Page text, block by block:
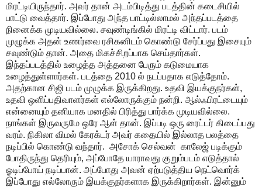
மிரட்டியிருந்தார். அவர் தான் அடம்பிடித்து படத்தின் கடைசியில்
பாட்டு வைத்தார். இப்போது அந்த பாட்டில்லாமல் அந்தப்படத்தை
நினைக்க முடியவில்லை. சவுண்டிங்கில் மிரட்டி விட்டார். படம்
முழுக்க அதன் உணர்வை ரசிகனிடம் கொண்டு சேர்ப்பது இசையும்
சவுண்டும் தான். அதை மிகச்சிறப்பாக செய்தார்கள்.
இந்தப்படத்தில் உழைத்த அத்தனை பேரும் கடுமையாக
உழைத்துள்ளார்கள். படத்தை 2010 ல் நடப்பதாக எடுத்தோம்.
அதற்கான சிஜி படம் முழுக்க இருக்கிறது. உதவி இயக்குநர்கள்,
உதவி ஒளிப்பதிவாளர்கள் எல்லோருக்கும் நன்றி. ஆல்ஃபிரட்டையும்
என்னையும் தனியாக மனதில் பிரித்து பார்க்க முடியவில்லை.
நாங்கள் இருவருமே ஒரே ஆள் தான். இப்படி ஒரு ரைட்டர் கிடைப்பது
வரம். நிகிலா விமல் கேரக்டர் அவர் கதையில் இல்லாத பலத்தை
நடிப்பில் கொண்டு வந்தார். அசோக் செல்வன் காலேஜ் படிக்கும்
போதிருந்து தெரியும், அப்போதே யாராவது குறும்படம் எடுத்தால்
ஓடிப்போய் நடிப்பான். அப்போது அவன் ஏற்படுத்திய நெட்வொர்க்
இப்போது எல்லோரும் இயக்குநர்களாக இருக்கிறார்கள். இன்னும்